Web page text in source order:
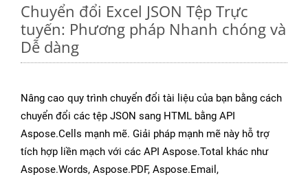
Chuyển đổi Excel JSON Tệp Trực
tuyến: Phương pháp Nhanh chóng và
Dễ dàng
Nâng cao quy trình chuyển đổi tài liệu của bạn bằng cách
chuyển đổi các tệp JSON sang HTML bằng API
Aspose.Cells mạnh mẽ. Giải pháp mạnh mẽ này hỗ trợ
tích hợp liền mạch với các API Aspose.Total khác như
Aspose.Words, Aspose.PDF, Aspose.Email,